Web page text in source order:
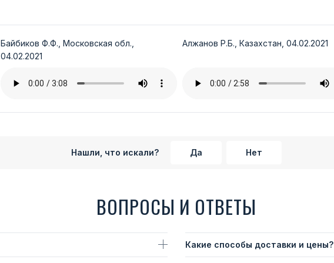
Байбиков Ф.Ф., Московская обл.,
04.02.2021
Алжанов Р.Б., Казахстан, 04.02.2021
Нашли, что искали? Да Нет
ВОПРОСЫ И ОТВЕТЫ
Какие способы доставки и цены?